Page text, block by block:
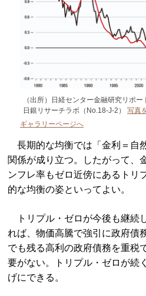
（出所）日経センター金融研究リポ
日銀リサーチラボ（No.18-J-2） 写真
ギャラリーページへ
長期的な均衡では「金利＝自
関係が成り立つ。したがって、
ンフレ率もゼロ近傍にあるトリ
的な均衡の姿といってよい。
トリプル・ゼロが今後も継続
れば、物価高騰で強引に政府債
でも残る高利の政府債務を重税
要がない。トリプル・ゼロが続
げにできる。